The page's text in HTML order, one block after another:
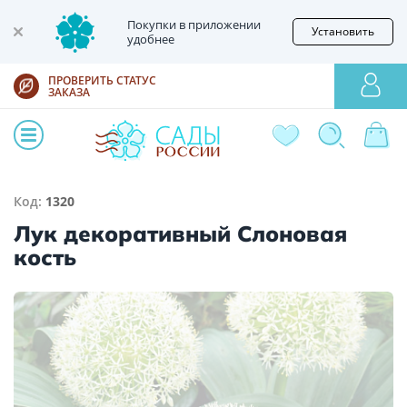
Покупки в приложении
удобнее
Установить
ПРОВЕРИТЬ СТАТУС
ЗАКАЗА
Код: 1320
Лук декоративный Слоновая
кость